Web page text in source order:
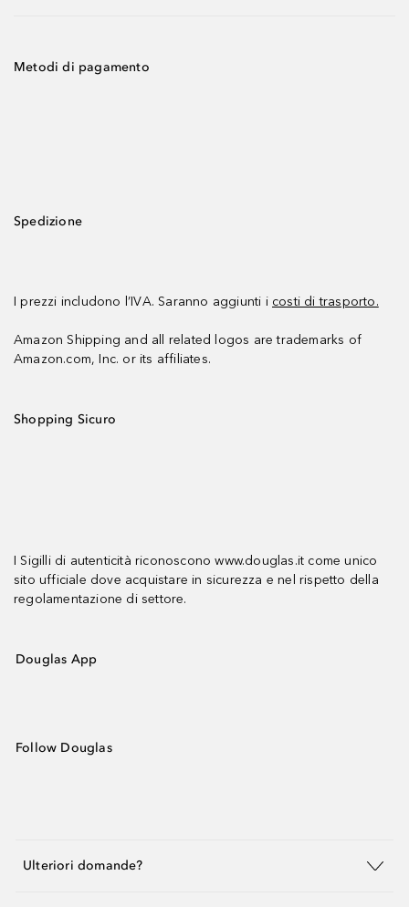
Metodi di pagamento
Spedizione
I prezzi includono l’IVA. Saranno aggiunti i costi di trasporto.
Amazon Shipping and all related logos are trademarks of
Amazon.com, Inc. or its affiliates.
Shopping Sicuro
I Sigilli di autenticità riconoscono www.douglas.it come unico
sito ufficiale dove acquistare in sicurezza e nel rispetto della
regolamentazione di settore.
Douglas App
Follow Douglas
Ulteriori domande?